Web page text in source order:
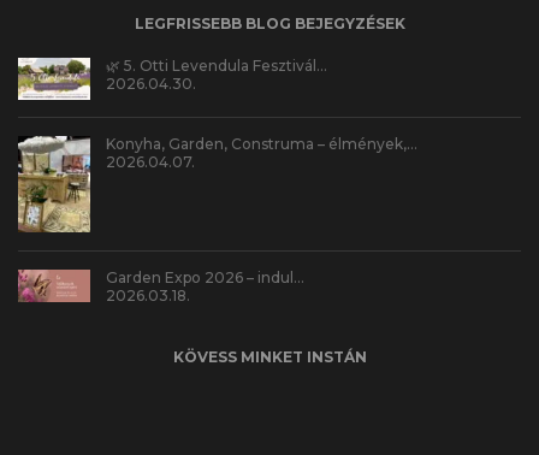
LEGFRISSEBB BLOG BEJEGYZÉSEK
🌿 5. Otti Levendula Fesztivál…
2026.04.30.
Konyha, Garden, Construma – élmények,…
2026.04.07.
Garden Expo 2026 – indul…
2026.03.18.
KÖVESS MINKET INSTÁN